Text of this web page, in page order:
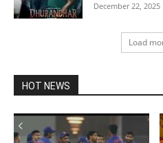
December 22, 2025
Load
HOT NEWS